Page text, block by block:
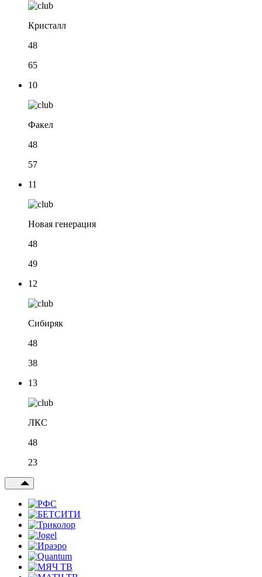
Кристалл
48
65
10
Факел
48
57
11
Новая генерация
48
49
12
Сибиряк
48
38
13
ЛКС
48
23